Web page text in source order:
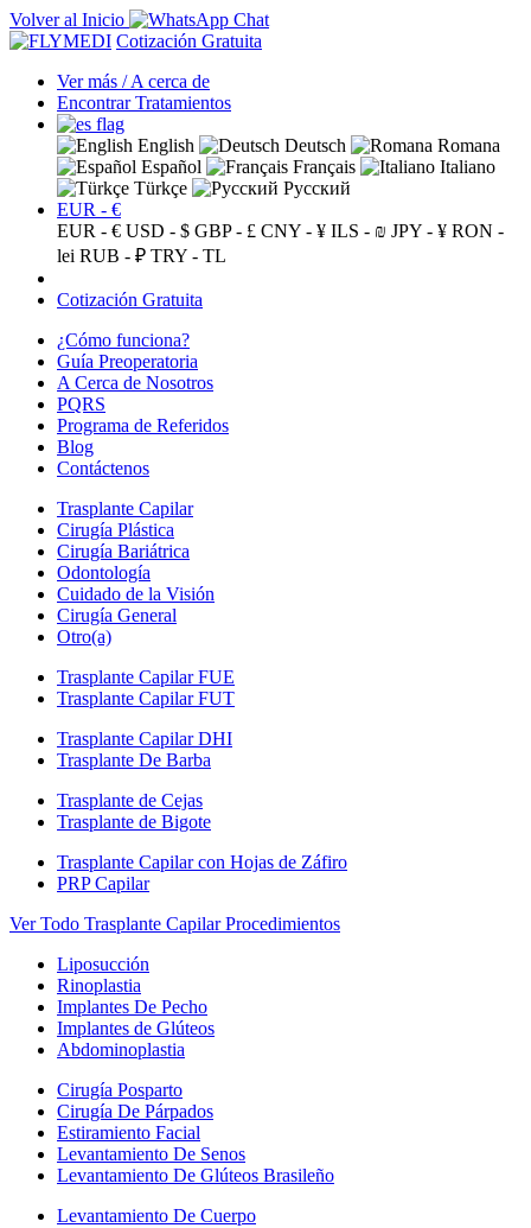
Volver al Inicio
Cotización Gratuita
Ver más / A cerca de
Encontrar Tratamientos
English Deutsch
Romana
Español
Français
Italiano
Türkçe
Русский
EUR - €
EUR - € USD - $ GBP - £ CNY - ¥ ILS - ₪ JPY - ¥ RON -
lei RUB - ₽ TRY - TL
Cotización Gratuita
¿Cómo funciona?
Guía Preoperatoria
A Cerca de Nosotros
PQRS
Programa de Referidos
Blog
Contáctenos
Trasplante Capilar
Cirugía Plástica
Cirugía Bariátrica
Odontología
Cuidado de la Visión
Cirugía General
Otro(a)
Trasplante Capilar FUE
Trasplante Capilar FUT
Trasplante Capilar DHI
Trasplante De Barba
Trasplante de Cejas
Trasplante de Bigote
Trasplante Capilar con Hojas de Záfiro
PRP Capilar
Ver Todo Trasplante Capilar Procedimientos
Liposucción
Rinoplastia
Implantes De Pecho
Implantes de Glúteos
Abdominoplastia
Cirugía Posparto
Cirugía De Párpados
Estiramiento Facial
Levantamiento De Senos
Levantamiento De Glúteos Brasileño
Levantamiento De Cuerpo